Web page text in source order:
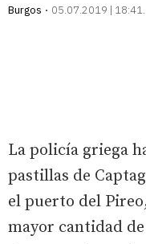
Burgos
05.07.2019 | 18:41
La policía griega
pastillas de
el puerto del
mayor cantidad